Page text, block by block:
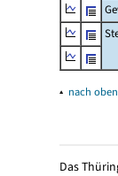
▴ nach oben
Das